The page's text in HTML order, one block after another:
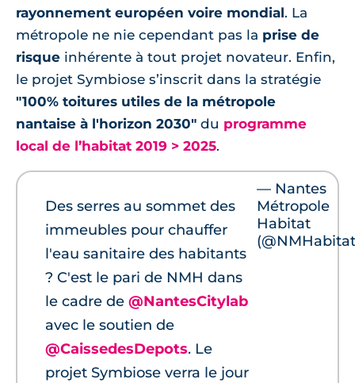
rayonnement européen voire mondial. La
métropole ne nie cependant pas la prise de
risque inhérente à tout projet novateur. Enfin,
le projet Symbiose s’inscrit dans la stratégie
"100% toitures utiles de la métropole
nantaise à l'horizon 2030" du programme
local de l’habitat 2019 > 2025.
Des serres au sommet des
immeubles pour chauffer
l'eau sanitaire des habitants
? C'est le pari de NMH dans
le cadre de @NantesCitylab
avec le soutien de
@CaissedesDepots. Le
projet Symbiose verra le jour
— Nantes
Métropole
Habitat